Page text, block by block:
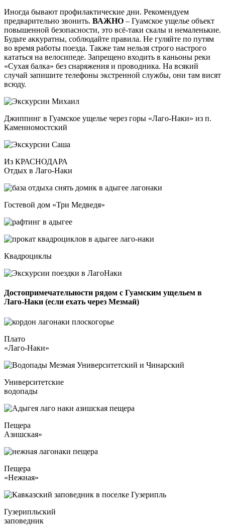
Иногда бывают профилактические дни. Рекомендуем
предварительно звонить. ВАЖНО – Гуамское ущелье объект
повышенной безопасности, это всё-таки скалы и немаленькие.
Будьте аккуратны, соблюдайте правила. Не гуляйте по путям
во время работы поезда. Также там нельзя строго настрого
кататься на велосипеде. Запрещено входить в каньоны реки
«Сухая балка» без снаряжения и проводника. На всякий
случай запишите телефоны экстренной службы, они там висят
всюду.
Джиппинг в Гуамское ущелье через горы «Лаго-Наки» из п.
Каменномостский
Из КРАСНОДАРА
Отдых в Лаго-Наки
Гостевой дом «Три Медведя»
Квадроциклы
Достопримечательности рядом с Гуамским ущельем в
Лаго-Наки (если ехать через Мезмай)
Плато
«Лаго-Наки»
Университетские
водопады
Пещера
Азишская»
Пещера
«Нежная»
Гузерипльский
заповедник